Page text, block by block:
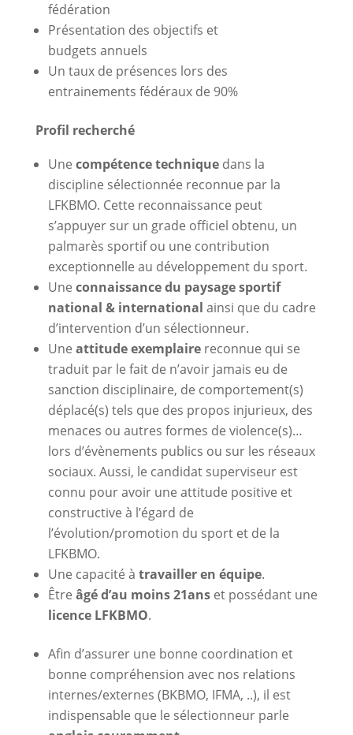
fédération
Présentation des objectifs et
budgets annuels
Un taux de présences lors des
entrainements fédéraux de 90%
Profil recherché
Une compétence techniquedans la
discipline sélectionnée reconnue par la
LFKBMO. Cette reconnaissance peut
s’appuyer sur un grade officiel obtenu, un
palmarès sportif ou une contribution
exceptionnelle au développement du sport.
Une connaissance du paysage sportif
national & international ainsi que du cadre
d’intervention d’un sélectionneur.
Une attitude exemplairereconnue qui se
traduit par le fait de n’avoir jamais eu de
sanction disciplinaire, de comportement(s)
déplacé(s) tels que des propos injurieux, des
menaces ou autres formes de violence(s)…
lors d’évènements publics ou sur les réseaux
sociaux. Aussi, le candidat superviseur est
connu pour avoir une attitude positive et
constructive à l’égard de
l’évolution/promotion du sport et de la
LFKBMO.
Une capacité à travailler en équipe.
Être âgé d’au moins 21anset possédant une
licence LFKBMO.
Afin d’assurer une bonne coordination et
bonne compréhension avec nos relations
internes/externes (BKBMO, IFMA, ..), il est
indispensable que le sélectionneur parle